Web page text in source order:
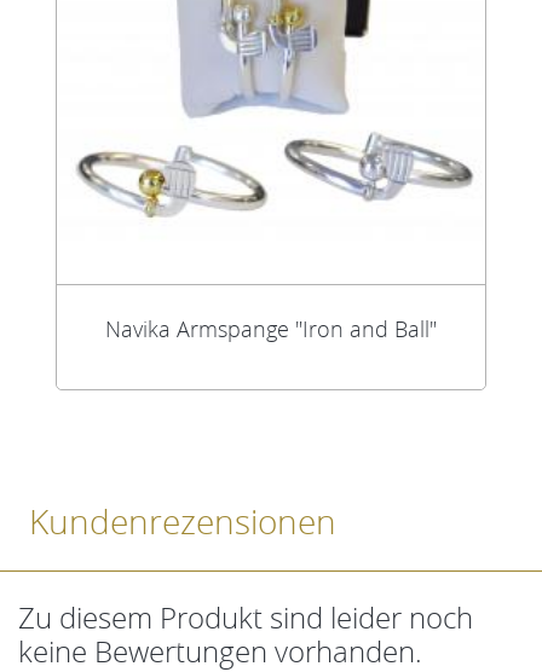
Navika Armspange "Iron and Ball"
Kundenrezensionen
Zu diesem Produkt sind leider noch
keine Bewertungen vorhanden.